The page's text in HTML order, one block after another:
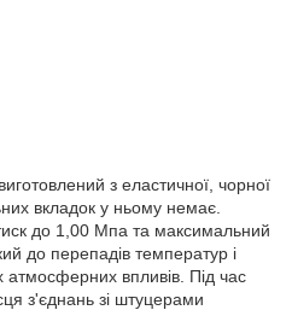
виготовлений з еластичної, чорної
вкладок у ньому немає.
до 1,00 Мпа та максимальний
до перепадів температур і
атмосферних впливів. Під час
з'єднань зі штуцерами